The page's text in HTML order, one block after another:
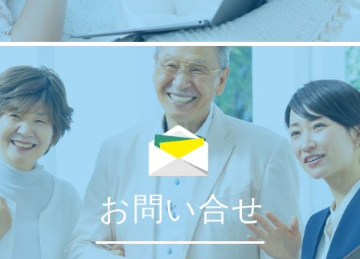
お問い合せ